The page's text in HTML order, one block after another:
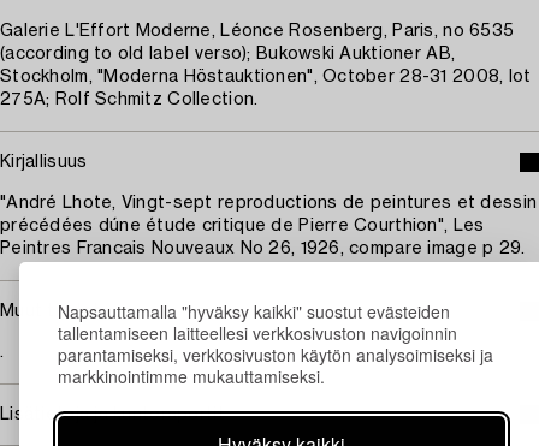
Napsauttamalla "hyväksy kaikki" suostut evästeiden
tallentamiseen laitteellesi verkkosivuston navigoinnin
parantamiseksi, verkkosivuston käytön analysoimiseksi ja
markkinointimme mukauttamiseksi.
Galerie L'Effort Moderne, Léonce Rosenberg, Paris, no 6535
(according to old label verso); Bukowski Auktioner AB,
Stockholm, "Moderna Höstauktionen", October 28-31 2008, lot
275A; Rolf Schmitz Collection.
Kirjallisuus
"André Lhote, Vingt-sept reproductions de peintures et dessin
précédées dúne étude critique de Pierre Courthion", Les
Peintres Francais Nouveaux No 26, 1926, compare image p 29.
Muut tiedot
.
Lisätietoja ja kuntoraportit